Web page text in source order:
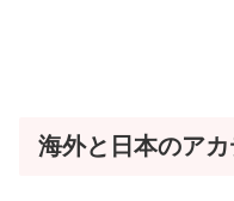
海外と日本のア